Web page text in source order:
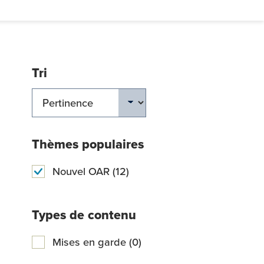
Tri
Thèmes populaires
Nouvel OAR (12)
Types de contenu
Mises en garde (0)